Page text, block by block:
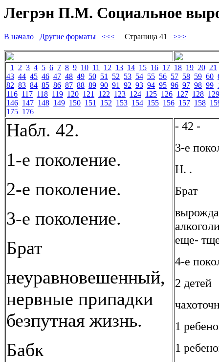
Легрэн П.М. Социальное
В начало Другие форматы <<< Страница 41 >>>
1 2 3 4 5 6 7 8 9 10 11 12 13 14 15 16 17 18 19 20 21
43 44 45 46 47 48 49 50 51 52 53 54 55 56 57 58 59 60
82 83 84 85 86 87 88 89 90 91 92 93 94 95 96 97 98 99
116 117 118 119 120 121 122 123 124 125 126 127 128 129
146 147 148 149 150 151 152 153 154 155 156 157 158
175 176
Набл. 42.
1-е поколение.
2-е поколение.
3-е поколение.
Брат
неуравновешенный,
нервные припадки
безпутная жизнь.
Бабк
- 42 -
3-е
Н. .
Брат
еще-
4-е
2 детей
1
1